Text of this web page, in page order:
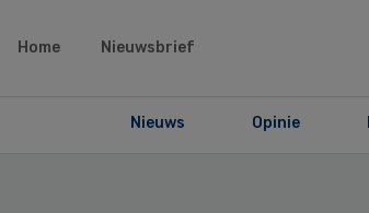
Home Nieuwsbrief
Nieuws Opinie